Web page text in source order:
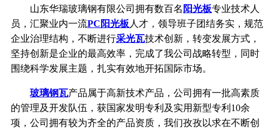
山东华瑞玻璃钢有限公司拥有数百名 阳光板专业技术人
员，汇聚业内一流PC阳光板人才，领导班子团结务实，规范
企业治理结构，不断进行采光瓦技术创新，转变发展方式，
坚持创新是企业的最高效率，完成了我公司战略转型，同时
围绕科学发展主题，扎实有效地开拓国际市场。
玻璃钢瓦产品属于高新技术产品，公司拥有一批高素质
的管理及开发队伍，获国家发明专利及实用新型专利10余
项，公司拥有较为齐全的产品资质，我们孜孜以求在不断创